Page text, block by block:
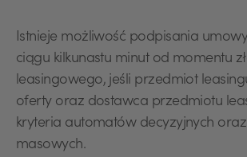
Istnieje możliwość podpisania
ciągu kilkunastu minut od momentu
leasingowego, jeśli przedmiot
oferty oraz dostawca przedmiotu
kryteria automatów decyzyjnych
masowych.